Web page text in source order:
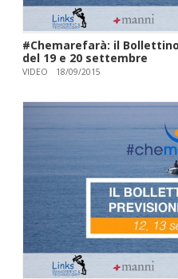
#Chemarefarà: il
del 19 e 20 settembre
VIDEO 18/09/2015